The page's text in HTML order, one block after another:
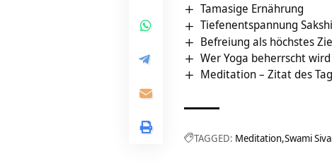
Tamasige Ernährung
Tiefenentspannung
Befreiung als höchstes
Wer Yoga beherrscht
Meditation – Zitat des
TAGGED: Meditation Swami